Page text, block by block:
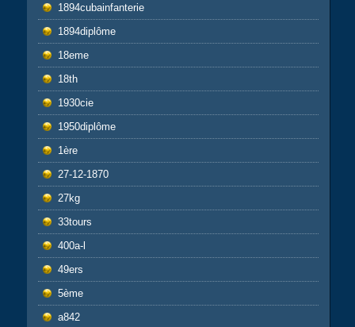
1894cubainfanterie
1894diplôme
18eme
18th
1930cie
1950diplôme
1ère
27-12-1870
27kg
33tours
400a-l
49ers
5ème
a842